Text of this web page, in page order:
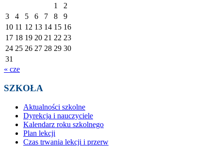
1
2
3
4 5 6 7 8
9
10 11 12 13 14 15 16
17 18 19 20 21 22 23
24 25 26 27 28 29 30
31
« cze
SZKOŁA
Aktualności szkolne
Dyrekcja i nauczyciele
Kalendarz roku szkolnego
Plan lekcji
Czas trwania lekcji i przerw